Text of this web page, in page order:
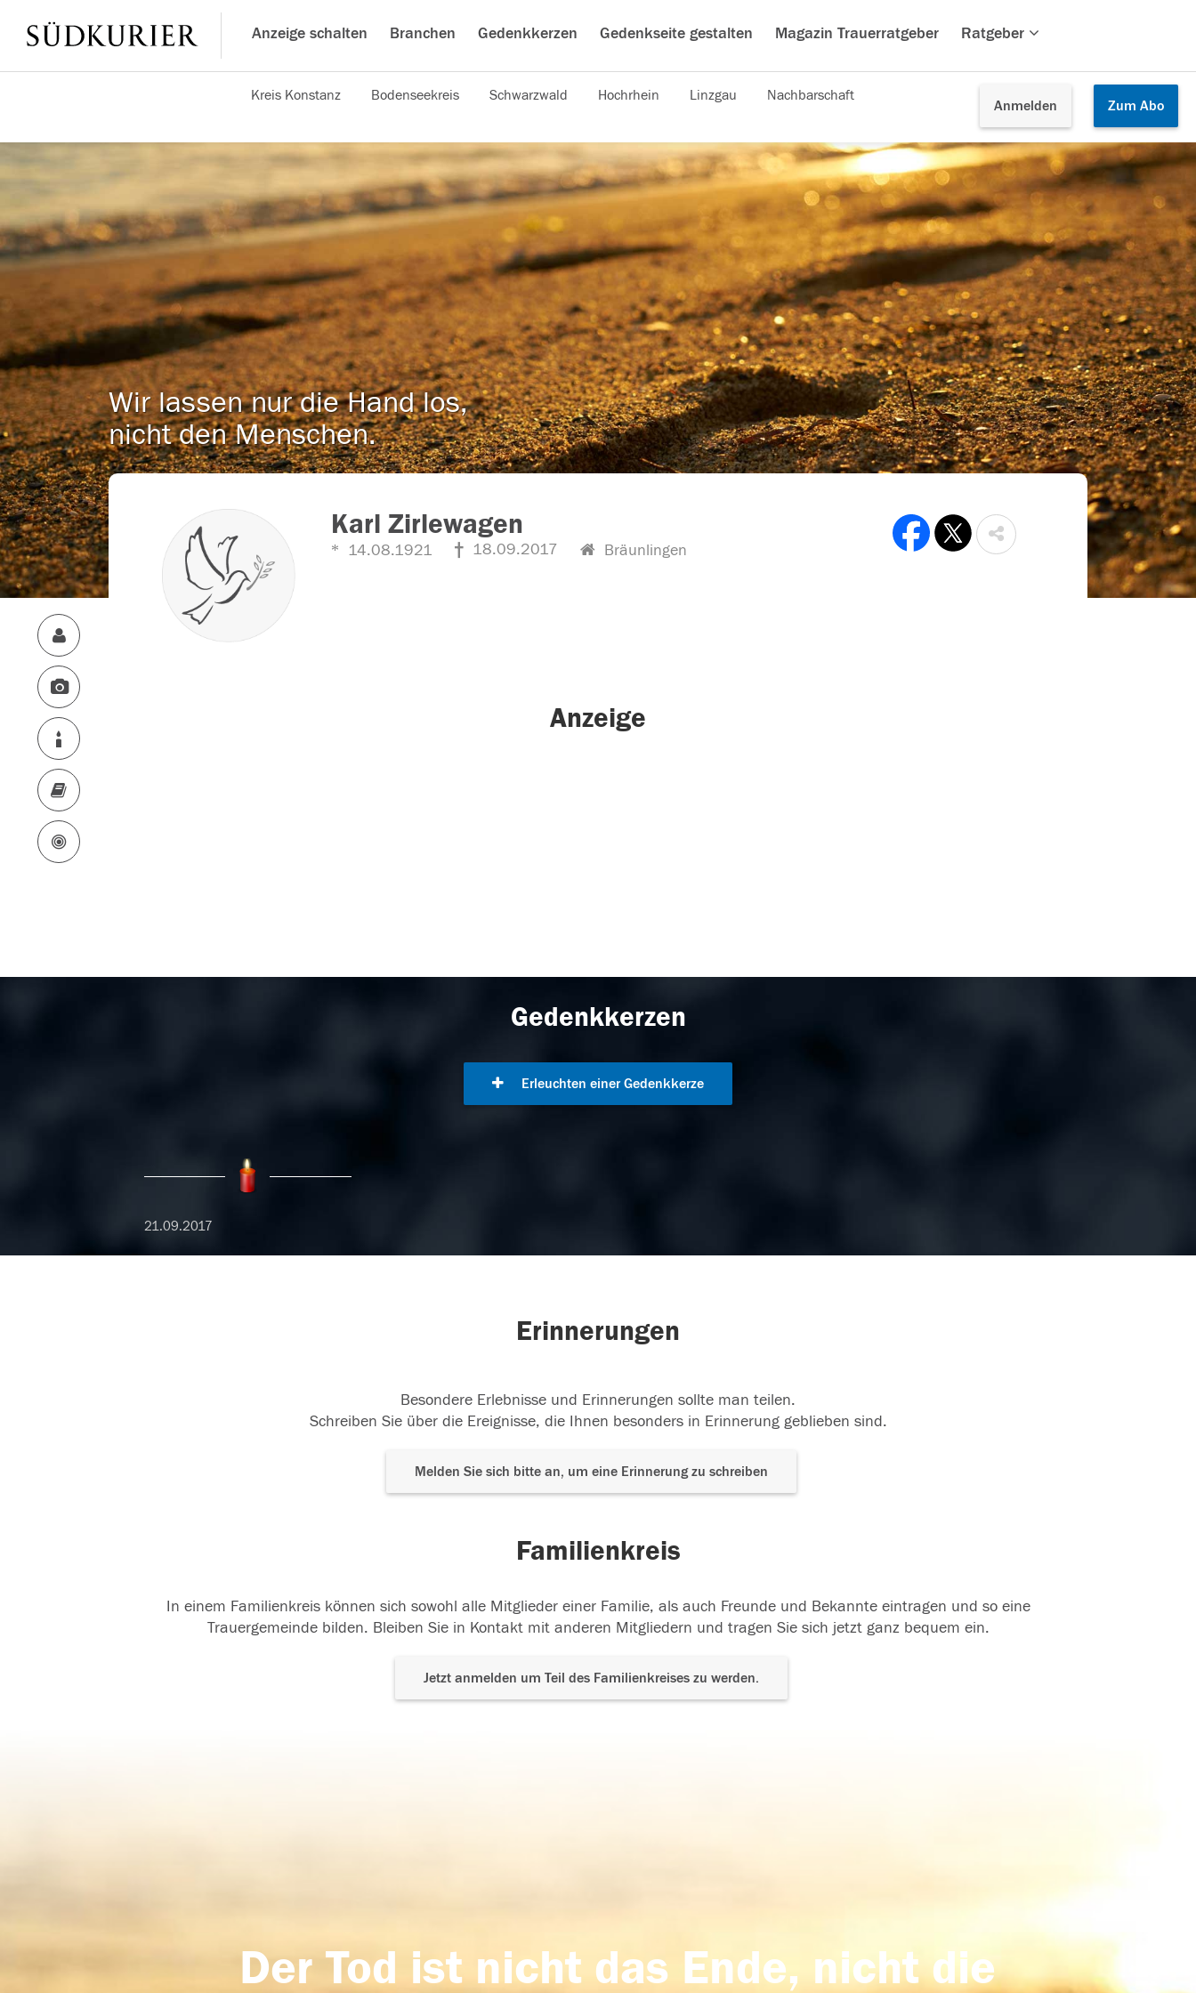
Anzeige schalten Branchen Gedenkkerzen Gedenkseite gestalten Magazin Trauerratgeber Ratgeber
Anmelden Zum Abo
Kreis Konstanz Bodenseekreis Schwarzwald Hochrhein Linzgau Nachbarschaft
Wir lassen nur die Hand los,
nicht den Menschen.
Karl Zirlewagen
14.08.1921 18.09.2017 Bräunlingen
Anzeige
Gedenkkerzen
Erleuchten einer Gedenkkerze
21.09.2017
Erinnerungen
Besondere Erlebnisse und Erinnerungen sollte man teilen.
Schreiben Sie über die Ereignisse, die Ihnen besonders in Erinnerung geblieben sind.
Melden Sie sich bitte an, um eine Erinnerung zu schreiben
Familienkreis
In einem Familienkreis können sich sowohl alle Mitglieder einer Familie, als auch Freunde und Bekannte eintragen und so eine
Trauergemeinde bilden. Bleiben Sie in Kontakt mit anderen Mitgliedern und tragen Sie sich jetzt ganz bequem ein.
Jetzt anmelden um Teil des Familienkreises zu werden.
Der Tod ist nicht das Ende, nicht die